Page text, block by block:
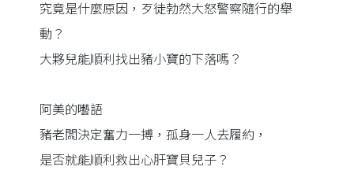
究竟是什麼原因，歹徒勃然大怒警察隨行的舉
動？
大夥兒能順利找出豬小寶的下落嗎？
阿美的囈語
豬老闆決定奮力一搏，孤身一人去履約，
是否就能順利救出心肝寶貝兒子？